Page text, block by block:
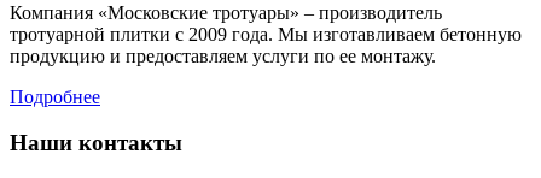
Компания «Московские тротуары» – производитель
тротуарной плитки с 2009 года. Мы изготавливаем бетонную
продукцию и предоставляем услуги по ее монтажу.
Подробнее
Наши контакты